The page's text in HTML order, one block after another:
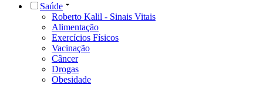
Saúde
Roberto Kalil - Sinais Vitais
Alimentação
Exercícios Físicos
Vacinação
Câncer
Drogas
Obesidade